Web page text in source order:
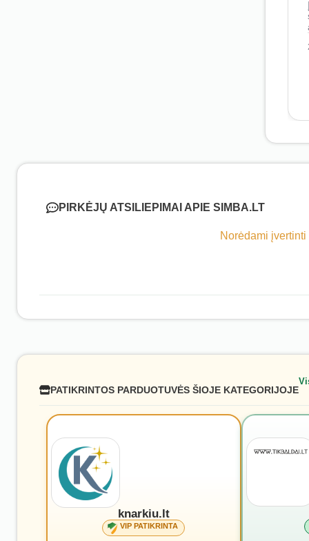
PIRKĖJŲ ATSILIEPIMAI APIE SIMBA.LT
Norėdami
PATIKRINTOS PARDUOTUVĖS ŠIOJE KATEGORIJOJE
knarkiu.lt
VIP PATIKRINTA